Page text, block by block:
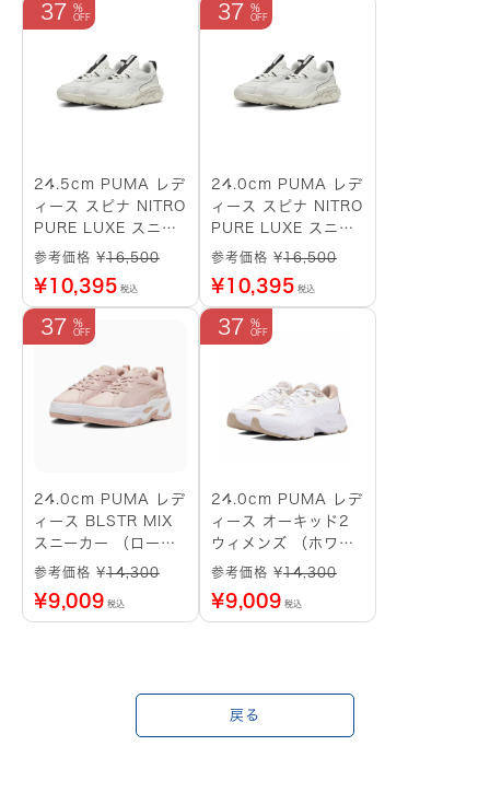
37
24.5cm PUMA レデ
ィース スピナ NITRO
PURE LUXE スニー
カー （ホワイト）
参考価格 ¥16,500
¥10,395 税込
37
24.0cm PUMA レデ
ィース スピナ NITRO
PURE LUXE スニー
カー （ホワイト）
参考価格 ¥16,500
¥10,395 税込
37
24.0cm PUMA レデ
ィース BLSTR MIX
スニーカー （ロー
ズ）
参考価格 ¥14,300
¥9,009 税込
37
24.0cm PUMA レデ
ィース オーキッド2
ウィメンズ （ホワイ
ト）
参考価格 ¥14,300
¥9,009 税込
戻る